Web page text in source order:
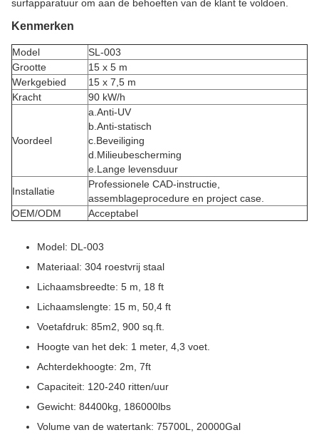
surfapparatuur om aan de behoeften van de klant te voldoen.
Kenmerken
Model
SL-003
Grootte
15 x 5 m
Werkgebied
15 x 7,5 m
Kracht
90 kW/h
Voordeel
a.Anti-UV
b.Anti-statisch
c.Beveiliging
d.Milieubescherming
e.Lange levensduur
Installatie
Professionele CAD-instructie,
assemblageprocedure en project case.
OEM/ODM
Acceptabel
Model: DL-003
Materiaal: 304 roestvrij staal
Lichaamsbreedte: 5 m, 18 ft
Lichaamslengte: 15 m, 50,4 ft
Voetafdruk: 85m2, 900 sq.ft.
Hoogte van het dek: 1 meter, 4,3 voet.
Achterdekhoogte: 2m, 7ft
Capaciteit: 120-240 ritten/uur
Gewicht: 84400kg, 186000lbs
Volume van de watertank: 75700L, 20000Gal